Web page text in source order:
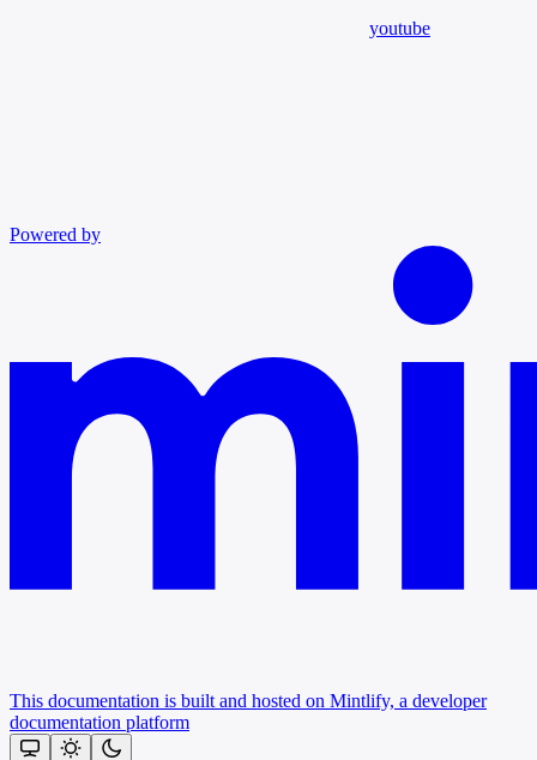
youtube
Powered by
This documentation is built and hosted on Mintlify, a developer
documentation platform